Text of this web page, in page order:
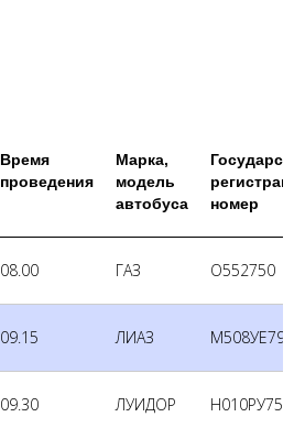
Время
проведения
Марка,
модель
автобуса
номер
08.00 ГАЗ О552750
09.15 ЛИАЗ М508УЕ790
09.30 ЛУИДОР Н010РУ750